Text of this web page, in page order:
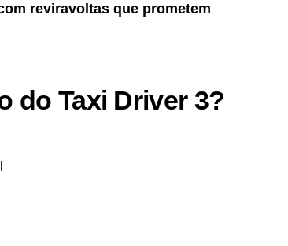
reviravoltas que prometem
do Taxi Driver 3?